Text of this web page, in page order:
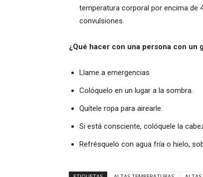
temperatura corporal por encima de
convulsiones.
¿Qué hacer con una persona con un
Llame a emergencias
Colóquelo en un lugar a la sombra.
Quítele ropa para airearle.
Si está consciente, colóquele la
Refrésquelo con agua fría o hielo,